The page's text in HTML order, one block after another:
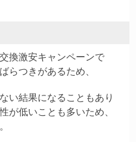
換激安キャンペーンで
らつきがあるため、
い結果になることもあり
が低いことも多いため、